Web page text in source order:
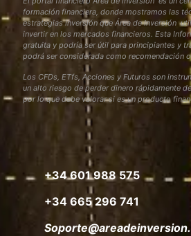
formación financiera, donde mostramos las
estrategias inversión que Área de Inversión
invertir en los mercados financieros. Esta
gratuita y podría ser útil para principiantes y
podrá ser considerada como recomendación
Los CFDs, ETfs, Acciones y Futuros son
un alto riesgo de perder dinero rápidamente
por lo que debe valorar si es un producto
+34 601 988 575
+34 665 296 741